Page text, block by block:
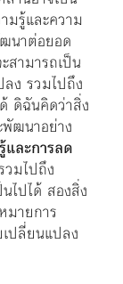
รู้และความ
ฒนาต่อยอด
สามารถเป็น
ง รวมไปถึง
ดิฉันคิดว่าสิ่ง
พัฒนาอย่าง
และการลด
วมไปถึง
ไปได้ สองสิ่ง
มายการ
ปลี่ยนแปลง